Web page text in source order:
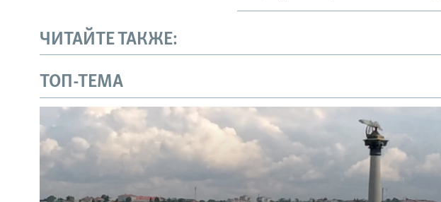
ЧИТАЙТЕ ТАКЖЕ:
ТОП-ТЕМА